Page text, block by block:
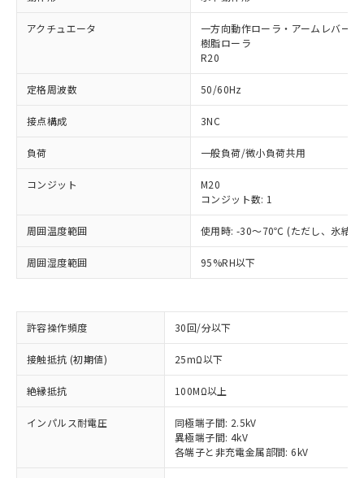
アクチュエータ
一方向動作ローラ・アームレバー
樹脂ローラ
R20
定格周波数 50/60Hz
接点構成 3NC
負荷 一般負荷/微小負荷共用
コンジット
M20
コンジット数: 1
周囲温度範囲 使用時: -30～70℃ (ただし、氷結し
周囲湿度範囲 95%RH以下
許容操作頻度 30回/分以下
接触抵抗 (初期値) 25mΩ以下
絶縁抵抗 100MΩ以上
インパルス耐電圧
同極端子間: 2.5kV
異極端子間: 4kV
各端子と非充電金属部間: 6kV
※1 対応状況
対応済み：EU RoHS指令（10物質）の
非含有に対応した製品が提供可能な商品で
す。
対応予定：EU RoHS指令（10物質）の非含
有に対応した製品に切り替える予定のある